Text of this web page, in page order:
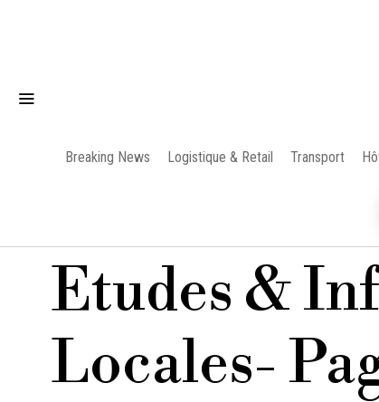
Breaking News Logistique & Retail Transport
Etudes &
Locales-